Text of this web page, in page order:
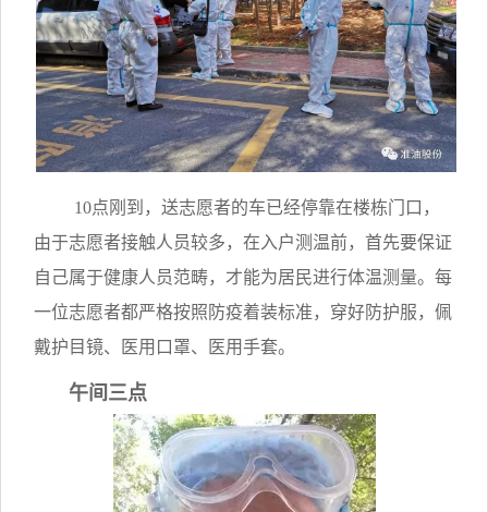
10点刚到，送志愿者的车已经停靠在楼栋门口，
由于志愿者接触人员较多，在入户测温前，首先要保证
自己属于健康人员范畴，才能为居民进行体温测量。每
一位志愿者都严格按照防疫着装标准，穿好防护服，佩
戴护目镜、医用口罩、医用手套。
午间三点